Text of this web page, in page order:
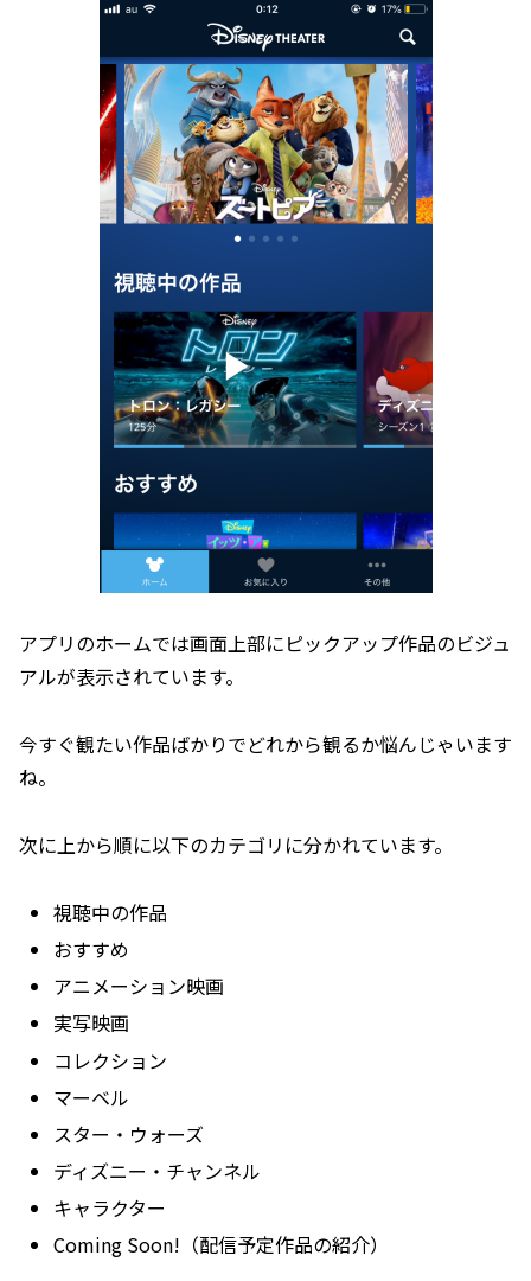
アプリのホームでは画面上部にピックアップ作品のビジュ
アルが表示されています。
今すぐ観たい作品ばかりでどれから観るか悩んじゃいます
ね。
次に上から順に以下のカテゴリに分かれています。
視聴中の作品
おすすめ
アニメーション映画
実写映画
コレクション
マーベル
スター・ウォーズ
ディズニー・チャンネル
キャラクター
Coming Soon!（配信予定作品の紹介）